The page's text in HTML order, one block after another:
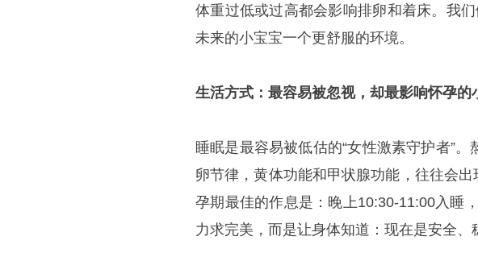
体重过低或过高都会影响排卵和着床。我
未来的小宝宝一个更舒服的环境。
生活方式：最容易被忽视，却最影响怀孕的
睡眠是最容易被低估的“女性激素守护者”
卵节律，黄体功能和甲状腺功能，往往会
孕期最佳的作息是：晚上10:30-11:00入睡
力求完美，而是让身体知道：现在是安全、